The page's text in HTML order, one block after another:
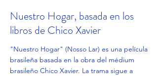
Nuestro Hogar, basada en los
libros de Chico Xavier
"Nuestro Hogar" (Nosso Lar) es una película
brasileña basada en la obra del médium
brasileño Chico Xavier. La trama sigue a